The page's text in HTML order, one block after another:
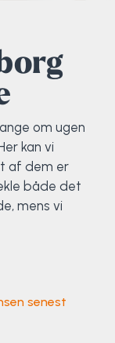
om ugen
kan vi
af dem er
både det
mens vi
senest